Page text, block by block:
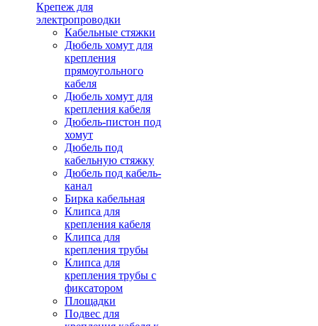
Крепеж для
электропроводки
Кабельные стяжки
Дюбель хомут для
крепления
прямоугольного
кабеля
Дюбель хомут для
крепления кабеля
Дюбель-пистон под
хомут
Дюбель под
кабельную стяжку
Дюбель под кабель-
канал
Бирка кабельная
Клипса для
крепления кабеля
Клипса для
крепления трубы
Клипса для
крепления трубы с
фиксатором
Площадки
Подвес для